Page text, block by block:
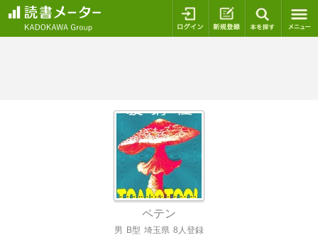
ログイン 新規登録
ペテン
男 B型 埼玉県 8人登録